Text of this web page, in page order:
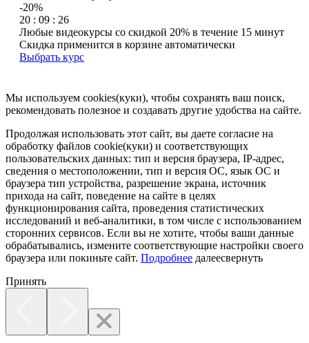
-20%
20 : 09 : 26
Любые видеокурсы со скидкой 20% в течение 15 минут
Скидка применится в корзине автоматически
Выбрать курс
Мы используем cookies(куки), чтобы сохранять ваш поиск,
рекомендовать полезное и создавать другие удобства на сайте.
Продолжая использовать этот сайт, вы даете согласие на
обработку файлов cookie(куки) и соответствующих
пользовательских данных: тип и версия браузера, IP-адрес,
сведения о местоположении, тип и версия ОС, язык ОС и
браузера тип устройства, разрешение экрана, источник
прихода на сайт, поведение на сайте в целях
функционирования сайта, проведения статистических
исследований и веб-аналитики, в том числе с использованием
сторонних сервисов. Если вы не хотите, чтобы ваши данные
обрабатывались, измените соответствующие настройки своего
браузера или покиньте сайт. Подробнее далеесвернуть
Принять